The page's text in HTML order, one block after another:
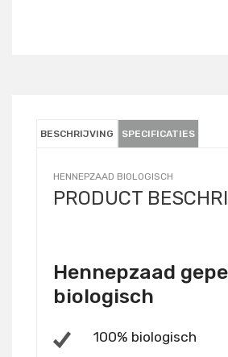
BESCHRIJVING SPECIFICATIES
HENNEPZAAD BIOLOGISCH
PRODUCT
Hennepzaad
biologisch
100% biologisch